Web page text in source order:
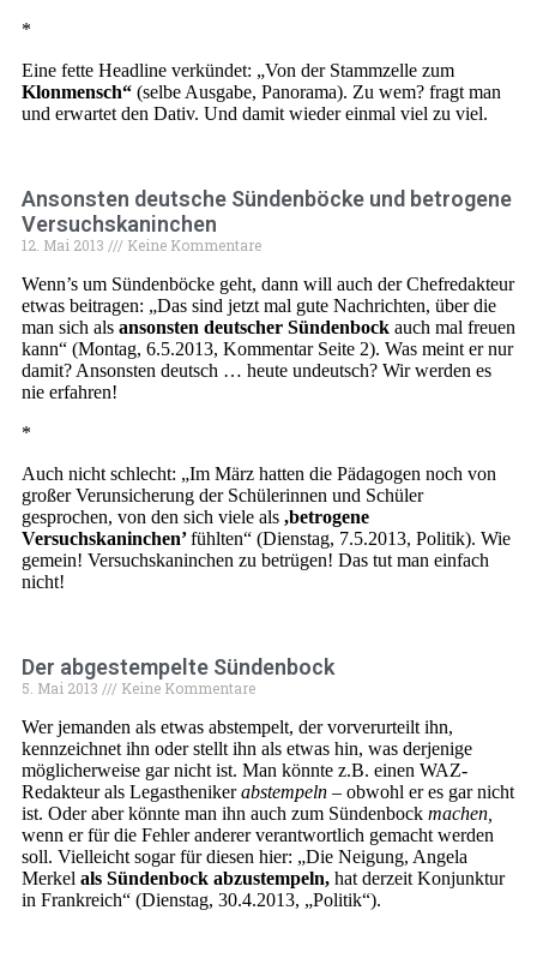
*
Eine fette Headline verkündet: „Von der Stammzelle zum
Klonmensch“ (selbe Ausgabe, Panorama). Zu wem? fragt man
und erwartet den Dativ. Und damit wieder einmal viel zu viel.
Ansonsten deutsche Sündenböcke und betrogene
Versuchskaninchen
12. Mai 2013 Keine Kommentare
Wenn’s um Sündenböcke geht, dann will auch der Chefredakteur
etwas beitragen: „Das sind jetzt mal gute Nachrichten, über die
man sich als ansonsten deutscher Sündenbock auch mal freuen
kann“ (Montag, 6.5.2013, Kommentar Seite 2). Was meint er nur
damit? Ansonsten deutsch … heute undeutsch? Wir werden es
nie erfahren!
*
Auch nicht schlecht: „Im März hatten die Pädagogen noch von
großer Verunsicherung der Schülerinnen und Schüler
gesprochen, von den sich viele als ,betrogene
Versuchskaninchen’fühlten“ (Dienstag, 7.5.2013, Politik). Wie
gemein! Versuchskaninchen zu betrügen! Das tut man einfach
nicht!
Der abgestempelte Sündenbock
5. Mai 2013 Keine Kommentare
Wer jemanden als etwas abstempelt, der vorverurteilt ihn,
kennzeichnet ihn oder stellt ihn als etwas hin, was derjenige
möglicherweise gar nicht ist. Man könnte z.B. einen WAZ-
Redakteur als Legasthenikerabstempeln – obwohl er es gar nicht
ist. Oder aber könnte man ihn auch zum Sündenbock machen,
wenn er für die Fehler anderer verantwortlich gemacht werden
soll. Vielleicht sogar für diesen hier: „Die Neigung, Angela
Merkel als Sündenbock abzustempeln, hat derzeit Konjunktur
in Frankreich“ (Dienstag, 30.4.2013, „Politik“).